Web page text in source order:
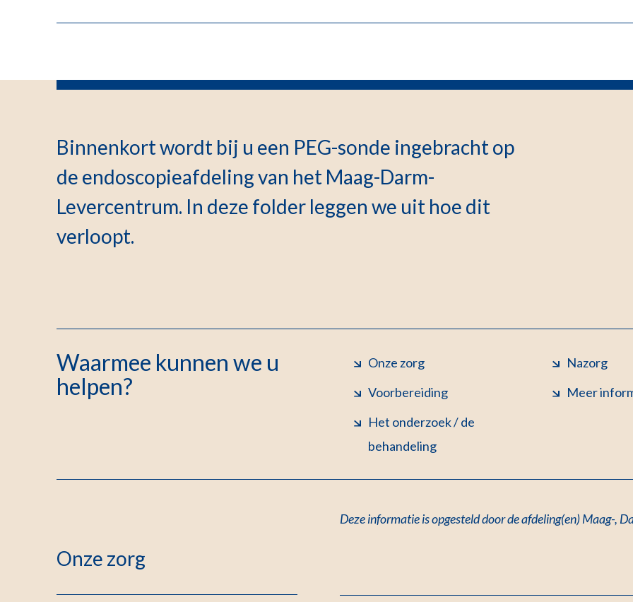
Binnenkort wordt bij u een PEG-sonde ingebracht op
de endoscopieafdeling van het Maag-Darm-
Levercentrum. In deze folder leggen we uit hoe dit
verloopt.
Waarmee kunnen we u
helpen?
Onze zorg
Voorbereiding
Het onderzoek / de
behandeling
Nazorg
Meer
Deze informatie is opgesteld door de afdeling(en) Maag-,
Onze zorg